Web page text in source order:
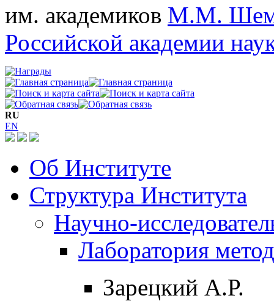
им. академиков М.М.
Российской академии
RU
EN
Об Институте
Структура Института
Научно-
Лаборатория
Зарецкий А.Р.